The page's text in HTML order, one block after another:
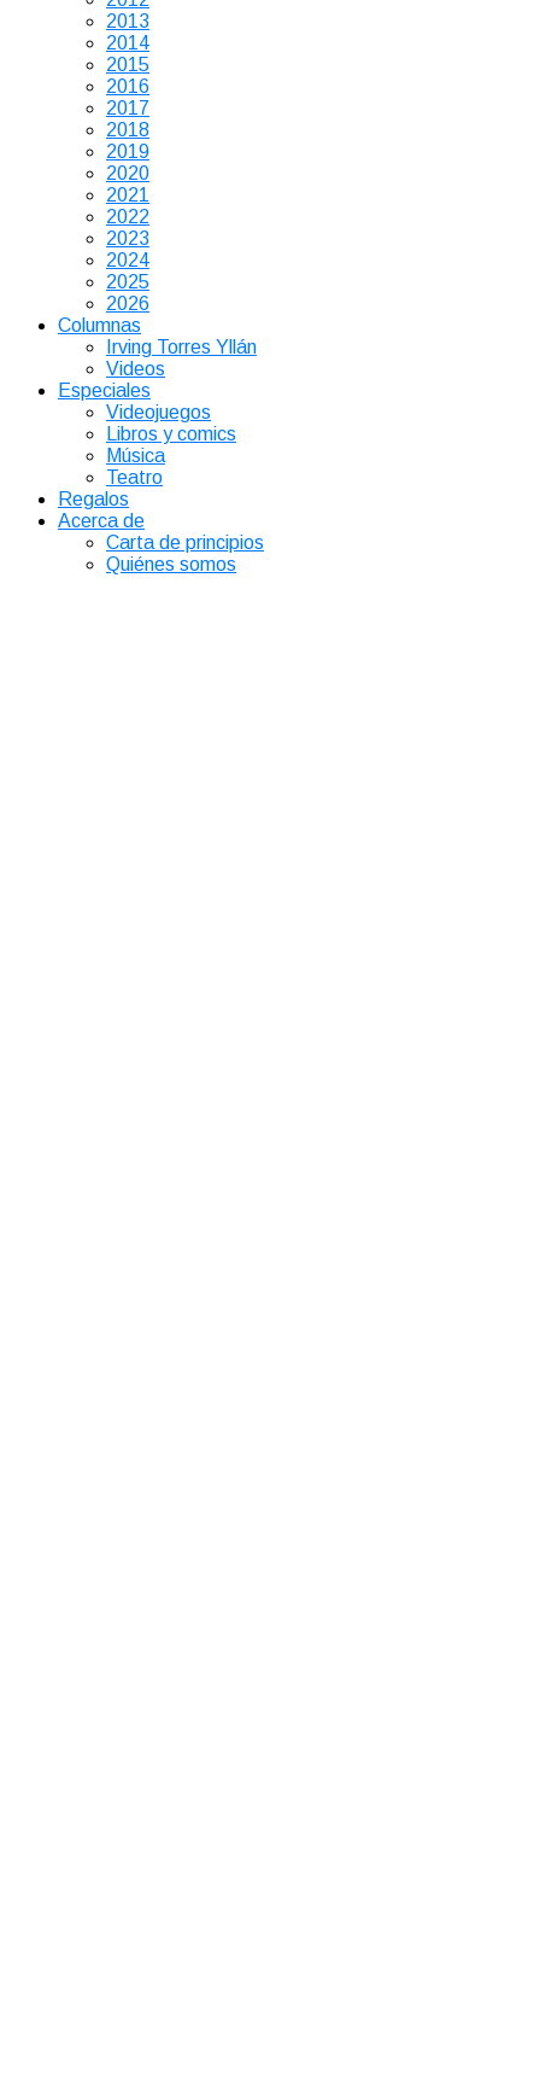
2013
2014
2015
2016
2017
2018
2019
2020
2021
2022
2023
2024
2025
2026
Columnas
Irving Torres Yllán
Videos
Especiales
Videojuegos
Libros y comics
Música
Teatro
Regalos
Acerca de
Carta de principios
Quiénes somos